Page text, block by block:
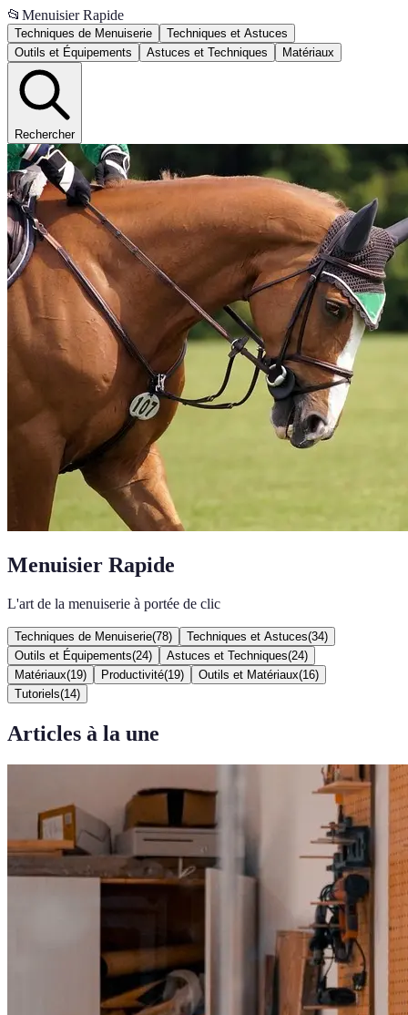
📂 Menuisier Rapide
Techniques de Menuiserie
Techniques et Astuces
Outils et Équipements
Astuces et Techniques Matériaux
Rechercher
Menuisier Rapide
L'art de la menuiserie à portée de clic
Techniques de Menuiserie(78) Techniques et Astuces(34)
Outils et Équipements(24) Astuces et Techniques(24)
Matériaux(19) Productivité(19) Outils et Matériaux(16)
Tutoriels(14)
Articles à la une